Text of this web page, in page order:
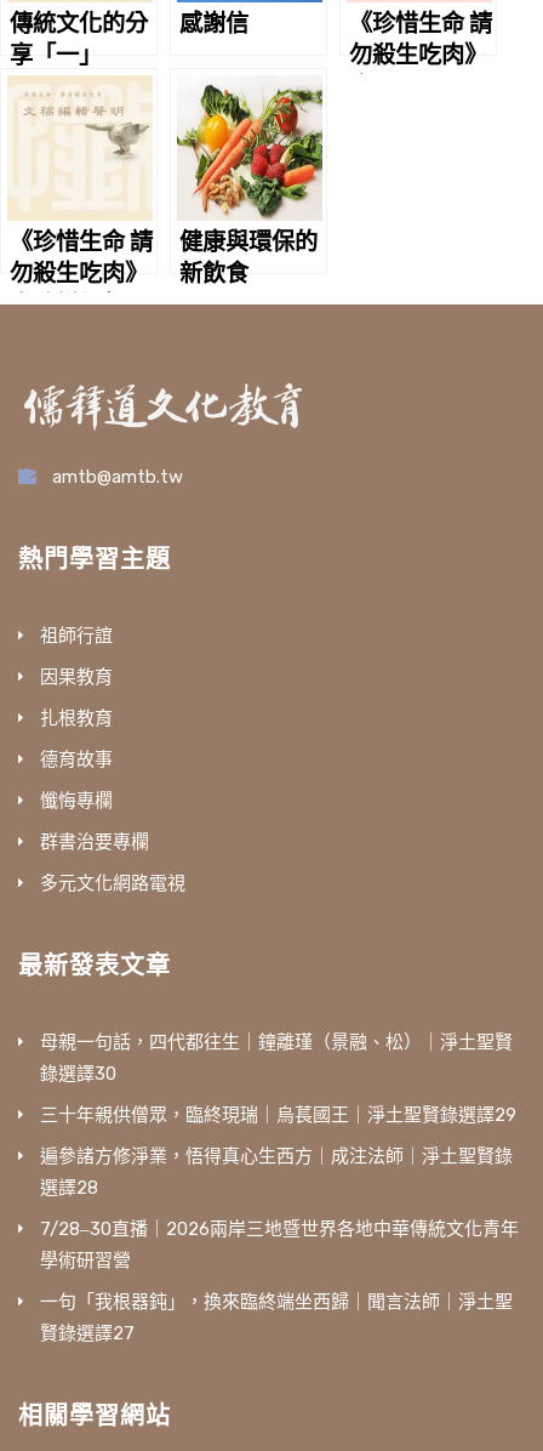
傳統文化的分
享「一」
感謝信
《珍惜生命 請
勿殺生吃肉》
《珍惜生命 請
勿殺生吃肉》
文稿編輯聲明
健康與環保的
新飲食
amtb@amtb.tw
熱門學習主題
祖師行誼
因果教育
扎根教育
德育故事
懺悔專欄
群書治要專欄
多元文化網路電視
最新發表文章
母親一句話，四代都往生｜鐘離瑾（景融、松）｜淨土聖賢
錄選譯30
三十年親供僧眾，臨終現瑞｜烏萇國王｜淨土聖賢錄選譯29
遍參諸方修淨業，悟得真心生西方｜成注法師｜淨土聖賢錄
選譯28
7/28‒30直播｜2026兩岸三地暨世界各地中華傳統文化青年
學術研習營
一句「我根器鈍」，換來臨終端坐西歸｜聞言法師｜淨土聖
賢錄選譯27
相關學習網站